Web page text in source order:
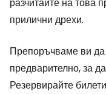
прилични дрехи.
Препоръчваме ви да
предварително, за
Резервирайте